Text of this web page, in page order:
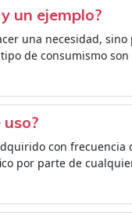
un ejemplo?
una necesidad,
de consumismo
con
por parte de